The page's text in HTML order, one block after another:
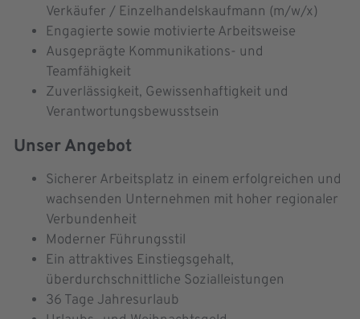
Verkäufer / Einzelhandelskaufmann (m/w/x)
Engagierte sowie motivierte Arbeitsweise
Ausgeprägte Kommunikations- und
Teamfähigkeit
Zuverlässigkeit, Gewissenhaftigkeit und
Verantwortungsbewusstsein
Unser Angebot
Sicherer Arbeitsplatz in einem erfolgreichen und
wachsenden Unternehmen mit hoher regionaler
Verbundenheit
Moderner Führungsstil
Ein attraktives Einstiegsgehalt,
überdurchschnittliche Sozialleistungen
36 Tage Jahresurlaub